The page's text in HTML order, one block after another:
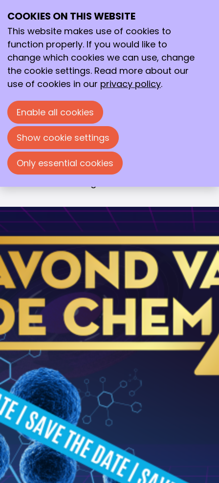
15
2025
19:00 - 23:00 De Vereeniging, Nijmegen
Avond van de Chemie 2025
Een wetenschappelijke theatershow met
drie inspirerende sprekers die je
meenemen op hun reis van molecuul
naar markt. Elk van hen werkt aan
baanbrekende innovaties met impact op
gezondheid, duurzaamheid en
COOKIES ON THIS WEBSITE
This website makes use of cookies to
function properly. If you would like to
change which cookies we can use, change
the cookie settings. Read more about our
use of cookies in our privacy policy.
Enable all cookies
Show cookie settings
Only essential cookies